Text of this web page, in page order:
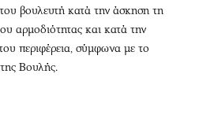
βουλευτή κατά την άσκηση τη
αρμοδιότητας και κατά την
περιφέρεια, σύμφωνα με το
Βουλής.